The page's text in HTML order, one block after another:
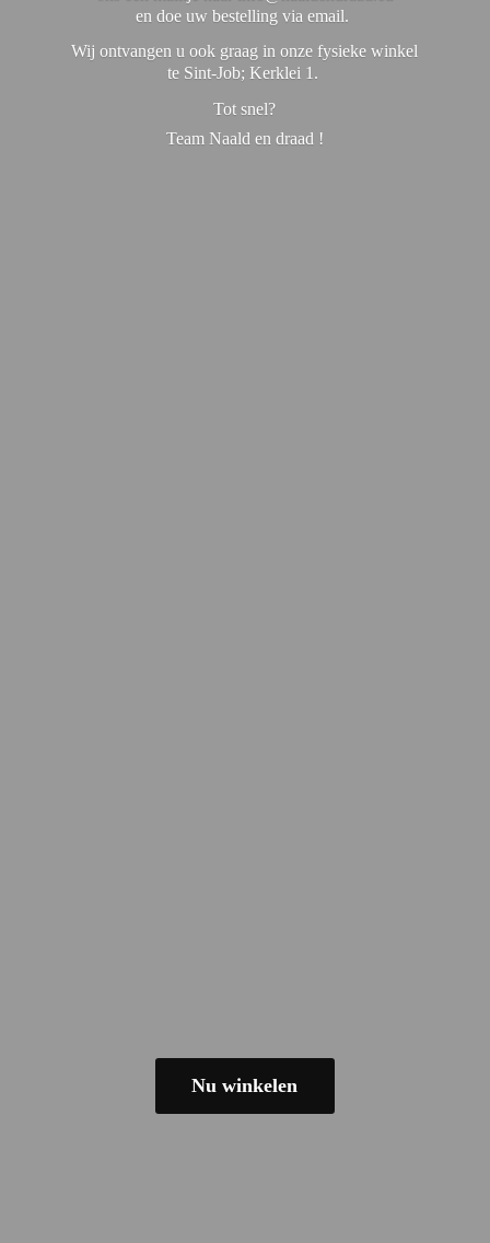
en doe uw bestelling via email.
Wij ontvangen u ook graag in onze fysieke winkel
te Sint-Job; Kerklei 1.
Tot snel?
Team Naald en draad !
Nu winkelen